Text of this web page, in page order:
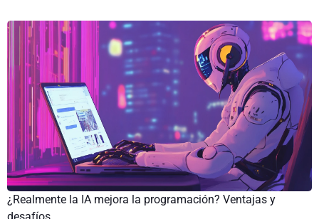
¿Realmente la IA mejora la programación? Ventajas y